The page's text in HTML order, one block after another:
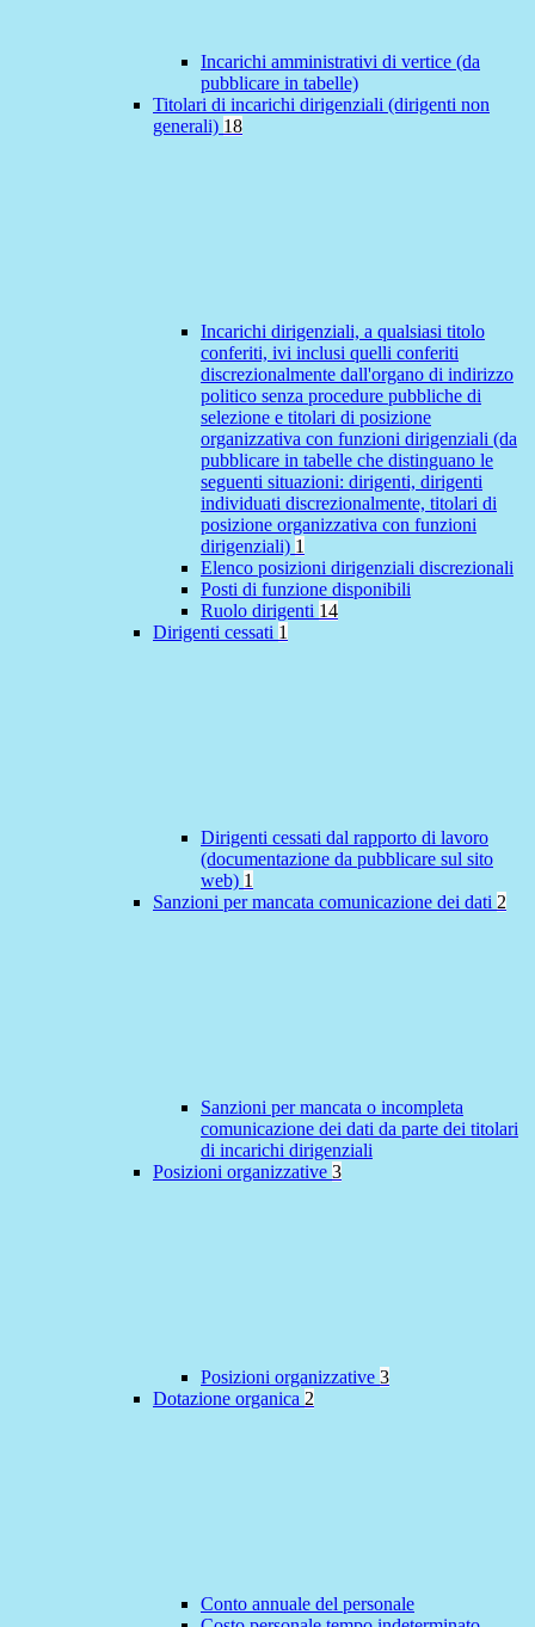
Incarichi amministrativi di vertice (da
pubblicare in tabelle)
Titolari di incarichi dirigenziali (dirigenti non
generali) 18
Incarichi dirigenziali, a qualsiasi titolo
conferiti, ivi inclusi quelli conferiti
discrezionalmente dall'organo di indirizzo
politico senza procedure pubbliche di
selezione e titolari di posizione
organizzativa con funzioni dirigenziali (da
pubblicare in tabelle che distinguano le
seguenti situazioni: dirigenti, dirigenti
individuati discrezionalmente, titolari di
posizione organizzativa con funzioni
dirigenziali) 1
Elenco posizioni dirigenziali discrezionali
Posti di funzione disponibili
Ruolo dirigenti 14
Dirigenti cessati 1
Dirigenti cessati dal rapporto di lavoro
(documentazione da pubblicare sul sito
web) 1
Sanzioni per mancata comunicazione dei dati 2
Sanzioni per mancata o incompleta
comunicazione dei dati da parte dei titolari
di incarichi dirigenziali
Posizioni organizzative 3
Posizioni organizzative 3
Dotazione organica 2
Conto annuale del personale